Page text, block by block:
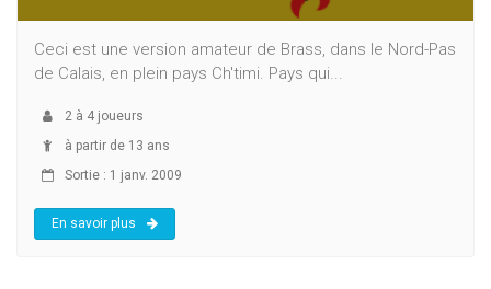
Ceci est une version amateur de Brass, dans le Nord-Pas
de Calais, en plein pays Ch'timi. Pays qui...
2 à 4 joueurs
à partir de 13 ans
Sortie : 1 janv. 2009
En savoir plus